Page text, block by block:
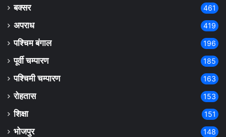
बक्सर 461
अपराध 419
पश्चिम बंगाल 196
पूर्वी चम्पारण 185
पश्चिमी चम्पारण 163
रोहतास 153
शिक्षा 151
भोजपुर 148